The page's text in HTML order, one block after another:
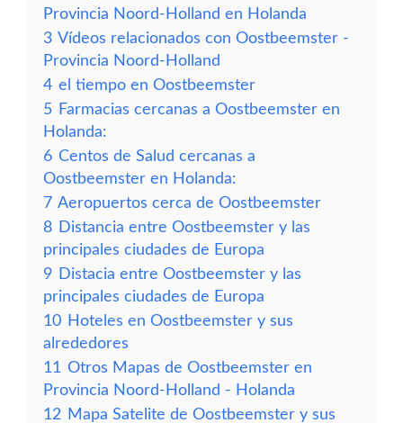
Provincia Noord-Holland en Holanda
3 Vídeos relacionados con Oostbeemster -
Provincia Noord-Holland
4 el tiempo en Oostbeemster
5 Farmacias cercanas a Oostbeemster en
Holanda:
6 Centos de Salud cercanas a
Oostbeemster en Holanda:
7 Aeropuertos cerca de Oostbeemster
8 Distancia entre Oostbeemster y las
principales ciudades de Europa
9 Distacia entre Oostbeemster y las
principales ciudades de Europa
10 Hoteles en Oostbeemster y sus
alrededores
11 Otros Mapas de Oostbeemster en
Provincia Noord-Holland - Holanda
12 Mapa Satelite de Oostbeemster y sus